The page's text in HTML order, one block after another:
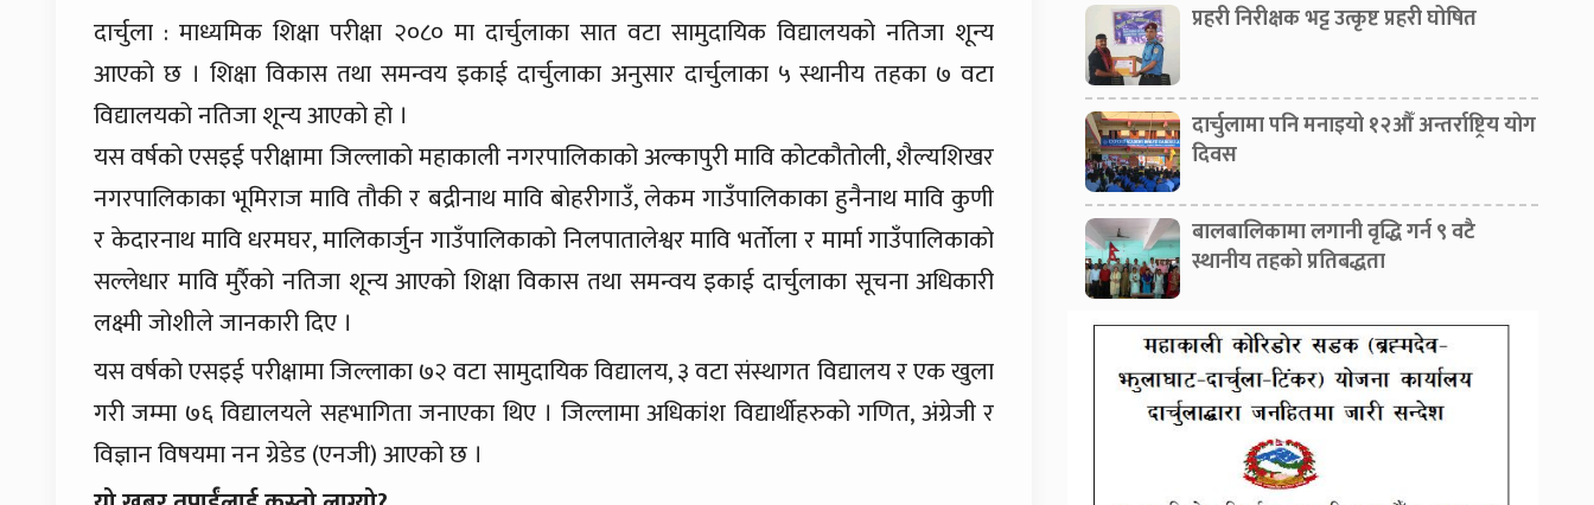
दार्चुला : माध्यमिक शिक्षा परीक्षा २०८० मा दार्चुलाका सात वटा सामुदायिक विद्यालयको नतिजा शून्य
आएको छ । शिक्षा विकास तथा समन्वय इकाई दार्चुलाका अनुसार दार्चुलाका ५ स्थानीय तहका ७ वटा
विद्यालयको नतिजा शून्य आएको हो ।
यस वर्षको एसइई परीक्षामा जिल्लाको महाकाली नगरपालिकाको अल्कापुरी मावि कोटकौतोली, शैल्यशिखर
नगरपालिकाका भूमिराज मावि तौकी र बद्रीनाथ मावि बोहरीगाउँ, लेकम गाउँपालिकाका हुनैनाथ मावि कुणी
र केदारनाथ मावि धरमघर, मालिकार्जुन गाउँपालिकाको निलपातालेश्वर मावि भर्तोला र मार्मा गाउँपालिकाको
सल्लेधार मावि मुर्रैको नतिजा शून्य आएको शिक्षा विकास तथा समन्वय इकाई दार्चुलाका सूचना अधिकारी
लक्ष्मी जोशीले जानकारी दिए ।
यस वर्षको एसइई परीक्षामा जिल्लाका ७२ वटा सामुदायिक विद्यालय, ३ वटा संस्थागत विद्यालय र एक खुला
गरी जम्मा ७६ विद्यालयले सहभागिता जनाएका थिए । जिल्लामा अधिकांश विद्यार्थीहरुको गणित, अंग्रेजी र
विज्ञान विषयमा नन ग्रेडेड (एनजी) आएको छ ।
प्रहरी निरीक्षक भट्ट उत्कृष्ट प्रहरी घोषित
दार्चुलामा पनि मनाइयो १२औँ अन्तर्राष्ट्रिय योग
दिवस
बालबालिकामा लगानी वृद्धि गर्न ९ वटै
स्थानीय तहको प्रतिबद्धता